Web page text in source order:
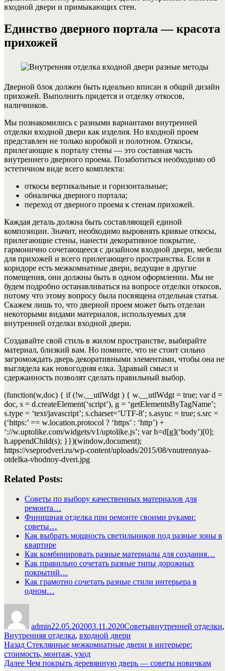
входной двери и примыкающих стен.
Единство дверного портала — красота
прихожей
Дверной блок должен быть идеально вписан в общий дизайн
прихожей. Выполнить придется и отделку откосов,
наличников.
Мы познакомились с разными вариантами внутренней
отделки входной двери как изделия. Но входной проем
представлен не только коробкой и полотном. Откосы,
прилегающие к порталу стены — это составная часть
внутреннего дверного проема. Позаботиться необходимо об
эстетичном виде всего комплекта:
откосы вертикальные и горизонтальные;
обналичка дверного портала;
переход от дверного проема к стенам прихожей.
Каждая деталь должна быть составляющей единой
композиции. Значит, необходимо выровнять кривые откосы,
прилегающие стены, нанести декоративное покрытие,
гармонично сочетающееся с дизайном входной двери, мебели
для прихожей и всего прилегающего пространства. Если в
коридоре есть межкомнатные двери, ведущие в другие
помещения, они должны быть в одном оформлении. Мы не
будем подробно останавливаться на вопросе отделки откосов,
потому что этому вопросу была посвящена отдельная статья.
Скажем лишь то, что дверной проем может быть отделан
некоторыми видами материалов, используемых для
внутренней отделки входной двери.
Создавайте свой стиль в жилом пространстве, выбирайте
материал, близкий вам. Но помните, что не стоит сильно
загромождать дверь декоративными элементами, чтобы она не
выглядела как новогодняя елка. Здравый смысл и
сдержанность позволят сделать правильный выбор.
(function(w,doc) { if (!w.__utlWdgt ) { w.__utlWdgt = true; var d =
doc, s = d.createElement(‘script’), g = ‘getElementsByTagName’;
s.type = ‘text/javascript’; s.charset=’UTF-8′; s.async = true; s.src =
(‘https:’ == w.location.protocol ? ‘https’ : ‘http’) +
‘://w.uptolike.com/widgets/v1/uptolike.js’; var h=d[g](‘body’)[0];
h.appendChild(s); }})(window,document);
https://vseprodveri.ru/wp-content/uploads/2015/08/vnutrennyaa-
otdelka-vhodnoy-dveri.jpg
Related Posts:
Советы по выбору качественных материалов для
ремонта…
Финишная отделка при ремонте своими руками:
советы…
Как выбрать мощность светильников под разные зоны в
квартире
Как комбинировать разные материалы для создания…
Как правильно сочетать разные типы дорожных
покрытий…
Как грамотно сочетать разные стили интерьера в
одном…
admin22.05.202003.11.2020Советывнутренней отделки,
Внутренняя отделка, входной двери
Навигация
по
Назад Предыдущая
запись:
Стеклянные межкомнатные двери в интерьере:
стоимость, монтаж, уход
Далее Следующая
Чем покрыть деревянную дверь — советы новичкам